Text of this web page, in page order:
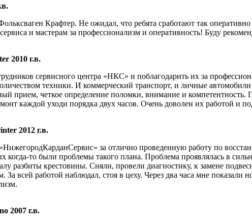
Крафтер. Не ожидал, что ребята сработают так
и мастерам за профессионализм и оперативность! Буду
2010 г.в.
сервисного центра «НКС» и поблагодарить их за
техники. И коммерческий транспорт, и личные
прием, четкое определение поломки, внимание и
каждой уходи порядка двух часов. Очень доволен их работой и
2012 г.в.
за отлично проведенную работу по
когда-то были проблемы такого плана. Проблема проявлялась в
разбиты крестовины. Сняли, провели диагностику, к замене
За всей работой наблюдал, стоя в цеху. Через два часа мне
2007 г.в.